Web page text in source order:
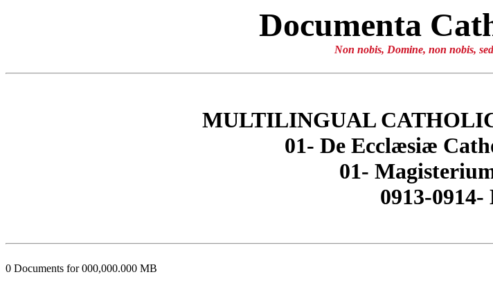
Documenta
Non nobis, Domine, non nobis,
MULTILINGUAL
01- De Ecclæsiæ
01-
0913-0914-
0 Documents for 000,000.000 MB